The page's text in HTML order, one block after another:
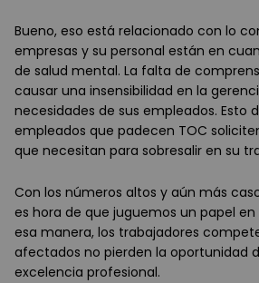
Bueno, eso está relacionado con lo
empresas y su personal están en
de salud mental. La falta de
causar una insensibilidad en la
necesidades de sus empleados. Esto
empleados que padecen TOC
que necesitan para sobresalir en su
Con los números altos y aún más
es hora de que juguemos un papel
esa manera, los trabajadores
afectados no pierden la oportunidad
excelencia profesional.